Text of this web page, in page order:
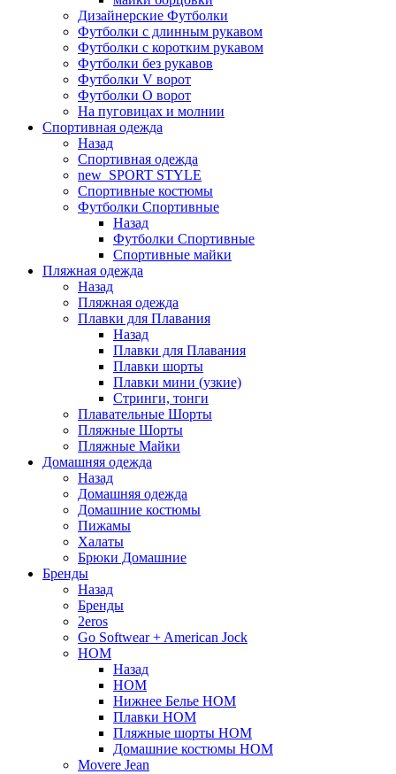
Дизайнерские Футболки
Футболки с длинным рукавом
Футболки с коротким рукавом
Футболки без рукавов
Футболки V ворот
Футболки O ворот
На пуговицах и молнии
Спортивная одежда
Назад
Спортивная одежда
new_SPORT STYLE
Спортивные костюмы
Футболки Спортивные
Назад
Футболки Спортивные
Спортивные майки
Пляжная одежда
Назад
Пляжная одежда
Плавки для Плавания
Назад
Плавки для Плавания
Плавки шорты
Плавки мини (узкие)
Стринги, тонги
Плавательные Шорты
Пляжные Шорты
Пляжные Майки
Домашняя одежда
Назад
Домашняя одежда
Домашние костюмы
Пижамы
Халаты
Брюки Домашние
Бренды
Назад
Бренды
2eros
Go Softwear + American Jock
HOM
Назад
HOM
Нижнее Белье HOM
Плавки HOM
Пляжные шорты HOM
Домашние костюмы HOM
Movere Jean